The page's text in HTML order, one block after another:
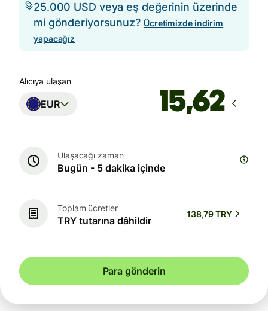
25.000 USD veya eş değerinin üzerinde
mi gönderiyorsunuz? Ücretimizde indirim
yapacağız
Alıcıya ulaşan
EUR
Ulaşacağı zaman
Bugün - 5 dakika içinde
Toplam ücretler
TRY tutarına dâhildir
138,79 TRY
Para gönderin